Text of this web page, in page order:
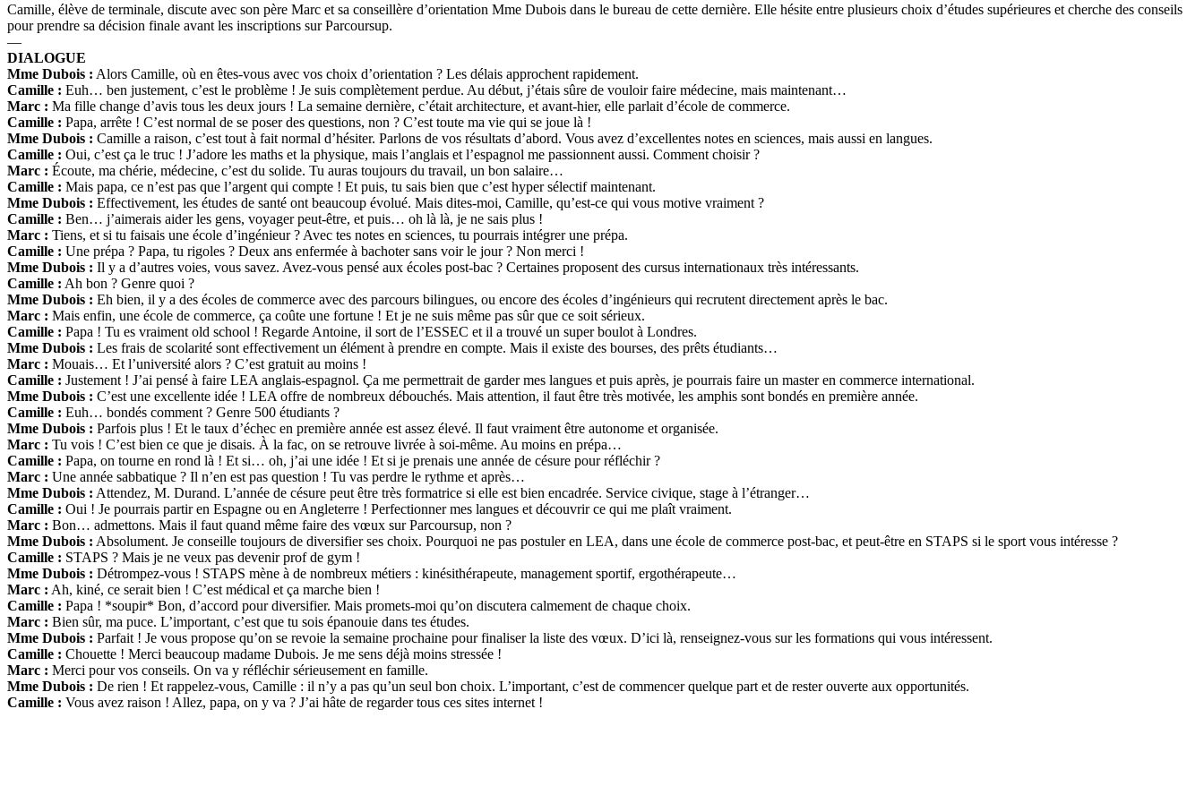
Camille, élève de terminale, discute avec son père Marc et sa conseillère d’orientation Mme Dubois dans le bureau de cette dernière. Elle hésite entre plusieurs choix d’études supérieures et cherche des conseils
pour prendre sa décision finale avant les inscriptions sur Parcoursup.
—
DIALOGUE
Mme Dubois : Alors Camille, où en êtes-vous avec vos choix d’orientation ? Les délais approchent rapidement.
Camille : Euh… ben justement, c’est le problème ! Je suis complètement perdue. Au début, j’étais sûre de vouloir faire médecine, mais maintenant…
Marc : Ma fille change d’avis tous les deux jours ! La semaine dernière, c’était architecture, et avant-hier, elle parlait d’école de commerce.
Camille : Papa, arrête ! C’est normal de se poser des questions, non ? C’est toute ma vie qui se joue là !
Mme Dubois : Camille a raison, c’est tout à fait normal d’hésiter. Parlons de vos résultats d’abord. Vous avez d’excellentes notes en sciences, mais aussi en langues.
Camille : Oui, c’est ça le truc ! J’adore les maths et la physique, mais l’anglais et l’espagnol me passionnent aussi. Comment choisir ?
Marc : Écoute, ma chérie, médecine, c’est du solide. Tu auras toujours du travail, un bon salaire…
Camille : Mais papa, ce n’est pas que l’argent qui compte ! Et puis, tu sais bien que c’est hyper sélectif maintenant.
Mme Dubois : Effectivement, les études de santé ont beaucoup évolué. Mais dites-moi, Camille, qu’est-ce qui vous motive vraiment ?
Camille : Ben… j’aimerais aider les gens, voyager peut-être, et puis… oh là là, je ne sais plus !
Marc : Tiens, et si tu faisais une école d’ingénieur ? Avec tes notes en sciences, tu pourrais intégrer une prépa.
Camille : Une prépa ? Papa, tu rigoles ? Deux ans enfermée à bachoter sans voir le jour ? Non merci !
Mme Dubois : Il y a d’autres voies, vous savez. Avez-vous pensé aux écoles post-bac ? Certaines proposent des cursus internationaux très intéressants.
Camille : Ah bon ? Genre quoi ?
Mme Dubois : Eh bien, il y a des écoles de commerce avec des parcours bilingues, ou encore des écoles d’ingénieurs qui recrutent directement après le bac.
Marc : Mais enfin, une école de commerce, ça coûte une fortune ! Et je ne suis même pas sûr que ce soit sérieux.
Camille : Papa ! Tu es vraiment old school ! Regarde Antoine, il sort de l’ESSEC et il a trouvé un super boulot à Londres.
Mme Dubois : Les frais de scolarité sont effectivement un élément à prendre en compte. Mais il existe des bourses, des prêts étudiants…
Marc : Mouais… Et l’université alors ? C’est gratuit au moins !
Camille : Justement ! J’ai pensé à faire LEA anglais-espagnol. Ça me permettrait de garder mes langues et puis après, je pourrais faire un master en commerce international.
Mme Dubois : C’est une excellente idée ! LEA offre de nombreux débouchés. Mais attention, il faut être très motivée, les amphis sont bondés en première année.
Camille : Euh… bondés comment ? Genre 500 étudiants ?
Mme Dubois : Parfois plus ! Et le taux d’échec en première année est assez élevé. Il faut vraiment être autonome et organisée.
Marc : Tu vois ! C’est bien ce que je disais. À la fac, on se retrouve livrée à soi-même. Au moins en prépa…
Camille : Papa, on tourne en rond là ! Et si… oh, j’ai une idée ! Et si je prenais une année de césure pour réfléchir ?
Marc : Une année sabbatique ? Il n’en est pas question ! Tu vas perdre le rythme et après…
Mme Dubois : Attendez, M. Durand. L’année de césure peut être très formatrice si elle est bien encadrée. Service civique, stage à l’étranger…
Camille : Oui ! Je pourrais partir en Espagne ou en Angleterre ! Perfectionner mes langues et découvrir ce qui me plaît vraiment.
Marc : Bon… admettons. Mais il faut quand même faire des vœux sur Parcoursup, non ?
Mme Dubois : Absolument. Je conseille toujours de diversifier ses choix. Pourquoi ne pas postuler en LEA, dans une école de commerce post-bac, et peut-être en STAPS si le sport vous intéresse ?
Camille : STAPS ? Mais je ne veux pas devenir prof de gym !
Mme Dubois : Détrompez-vous ! STAPS mène à de nombreux métiers : kinésithérapeute, management sportif, ergothérapeute…
Marc : Ah, kiné, ce serait bien ! C’est médical et ça marche bien !
Camille : Papa ! *soupir* Bon, d’accord pour diversifier. Mais promets-moi qu’on discutera calmement de chaque choix.
Marc : Bien sûr, ma puce. L’important, c’est que tu sois épanouie dans tes études.
Mme Dubois : Parfait ! Je vous propose qu’on se revoie la semaine prochaine pour finaliser la liste des vœux. D’ici là, renseignez-vous sur les formations qui vous intéressent.
Camille : Chouette ! Merci beaucoup madame Dubois. Je me sens déjà moins stressée !
Marc : Merci pour vos conseils. On va y réfléchir sérieusement en famille.
Mme Dubois : De rien ! Et rappelez-vous, Camille : il n’y a pas qu’un seul bon choix. L’important, c’est de commencer quelque part et de rester ouverte aux opportunités.
Camille : Vous avez raison ! Allez, papa, on y va ? J’ai hâte de regarder tous ces sites internet !